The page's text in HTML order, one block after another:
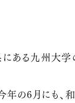
ある九州大学
年の6月にも